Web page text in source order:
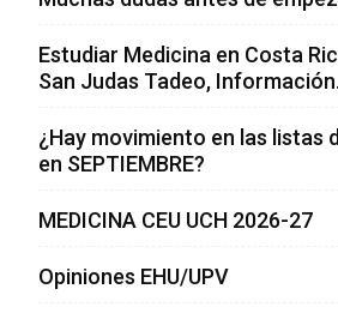
Estudiar Medicina en Costa
San Judas Tadeo, Información.
¿Hay movimiento en las listas
en SEPTIEMBRE?
MEDICINA CEU UCH 2026-27
Opiniones EHU/UPV